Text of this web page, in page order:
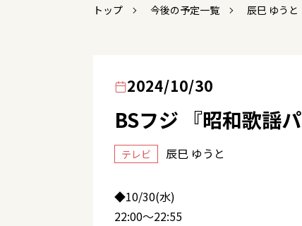
トップ 今後の予定一覧 辰巳 ゆうと
2024/10/30
BSフジ 『昭和歌謡パ
テレビ 辰巳 ゆうと
◆10/30(水)
22:00～22:55